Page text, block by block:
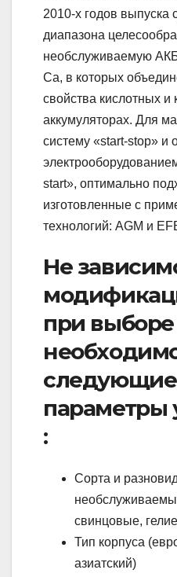
2010-х годов выпуска
диапазона
необслуживаемую
Сa, в которых
свойства кислотных и
аккумуляторах. Для
систему «start-stop» и
start», оптимально
изготовленные с
технологий: AGM и
Не
при
параметры
:
Сорта и
свинцовые,
Тип корпуса
азиатский)